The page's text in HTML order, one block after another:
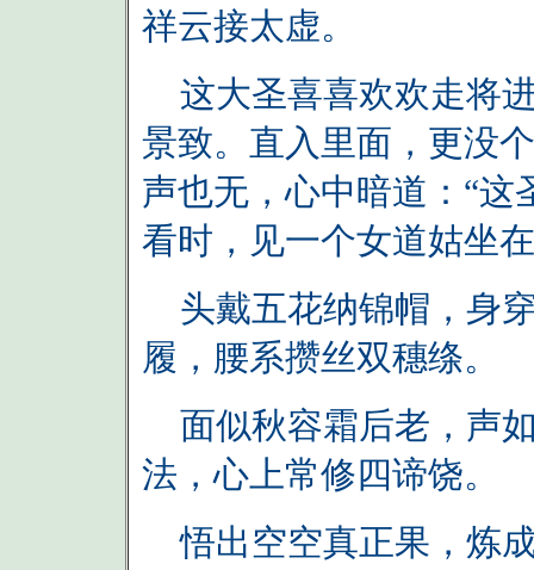
祥云接太虚。
这大圣喜喜欢欢走将
景致。直入里面，更没
声也无，心中暗道：“这
看时，见一个女道姑坐
头戴五花纳锦帽，身
履，腰系攒丝双穗绦。
面似秋容霜后老，声
法，心上常修四谛饶。
悟出空空真正果，炼